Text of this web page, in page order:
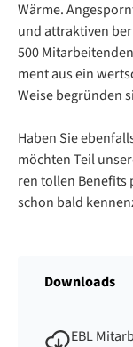
Wär­me.
und at­trak­ti­ven
500
ment aus ein
Wei­se be­grün­den
Ha­ben Sie
möch­ten Teil
ren tol­len Be­ne­fits
schon bald
Downloads
EBL